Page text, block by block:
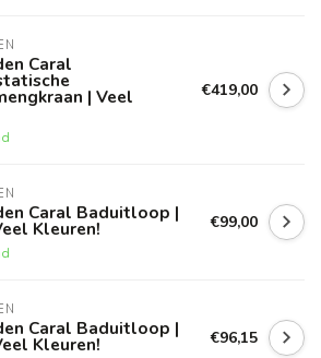
Caral
| Veel €419,00
Caral Baduitloop |
Kleuren! €99,00
Caral Baduitloop |
Kleuren! €96,15